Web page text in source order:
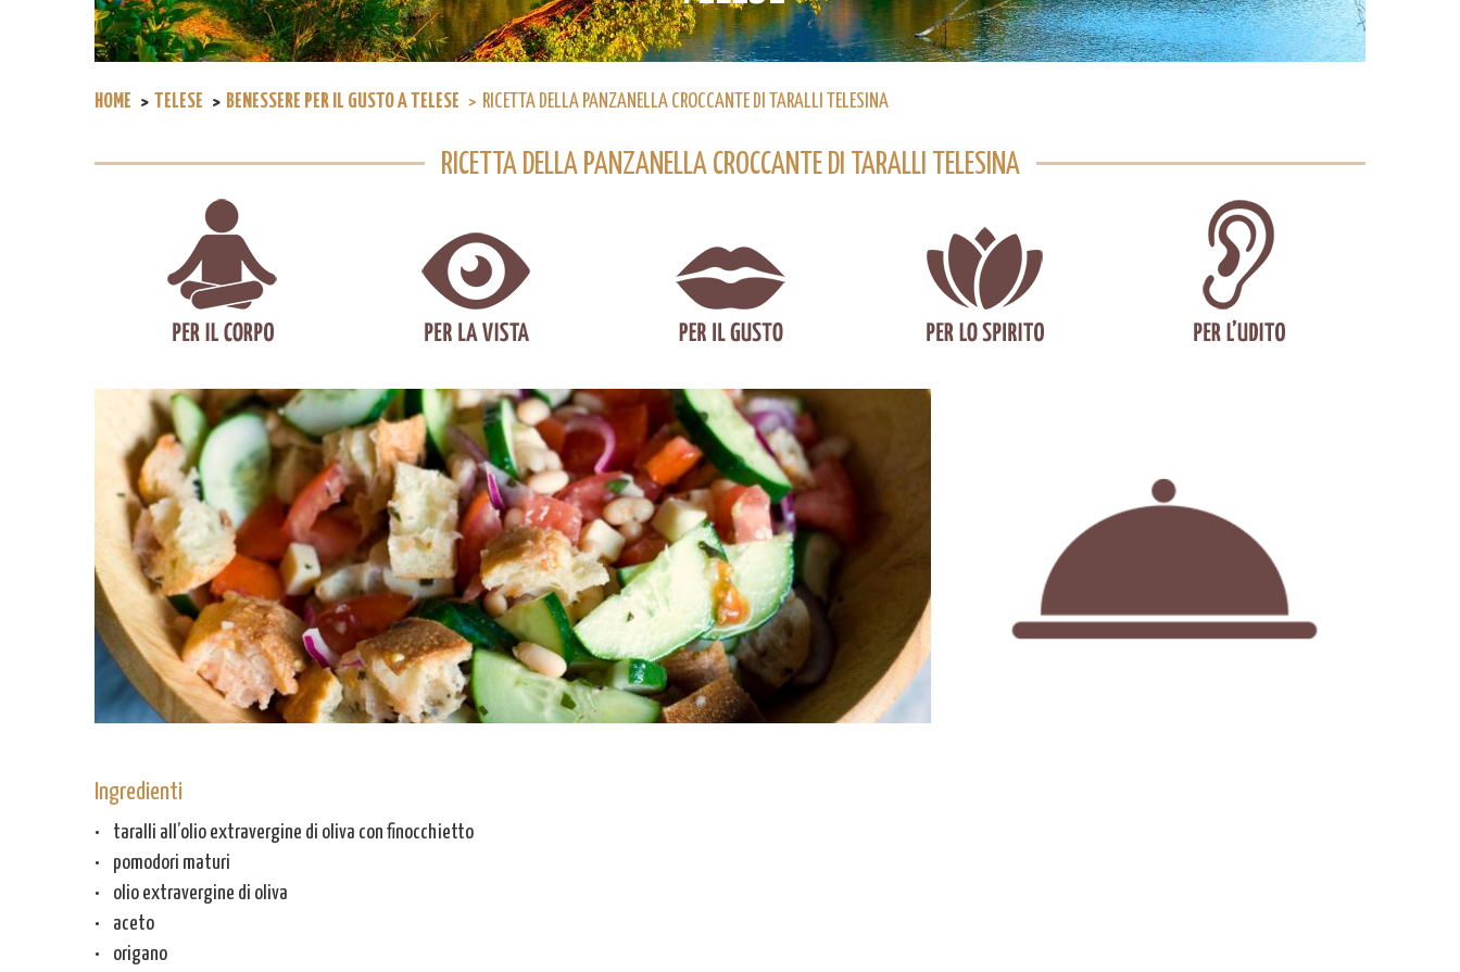
HOME TELESE BENESSERE PER IL GUSTO A TELESE RICETTA DELLA PANZANELLA CROCCANTE DI TARALLI TELESINA
RICETTA DELLA PANZANELLA CROCCANTE DI TARALLI TELESINA
Ingredienti
• taralli all’olio extravergine di oliva con finocchietto
• pomodori maturi
• olio extravergine di oliva
• aceto
• origano